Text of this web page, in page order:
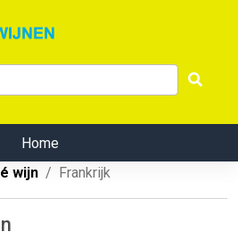
Home
wijn Frankrijk